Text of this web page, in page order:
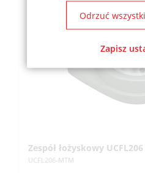
Zespół łożyskowy UCFL206
UCFL206-MTM
Odrzuć
Zapisz